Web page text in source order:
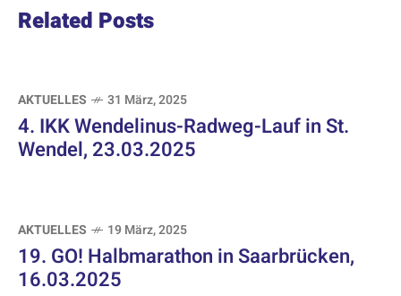
Related Posts
AKTUELLES 31 März, 2025
4. IKK Wendelinus-Radweg-Lauf in St.
Wendel, 23.03.2025
AKTUELLES 19 März, 2025
19. GO! Halbmarathon in Saarbrücken,
16.03.2025